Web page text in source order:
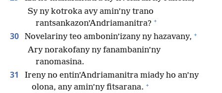
Sy ny kotroka avy amin’ny trano
rantsankazon’Andriamanitra? +
30 Novelariny teo ambonin’izany ny hazavany, +
Ary norakofany ny fanambanin’ny
ranomasina.
31
Ireny no entin’Andriamanitra miady ho an’ny
olona, any amin’ny fitsarana. +